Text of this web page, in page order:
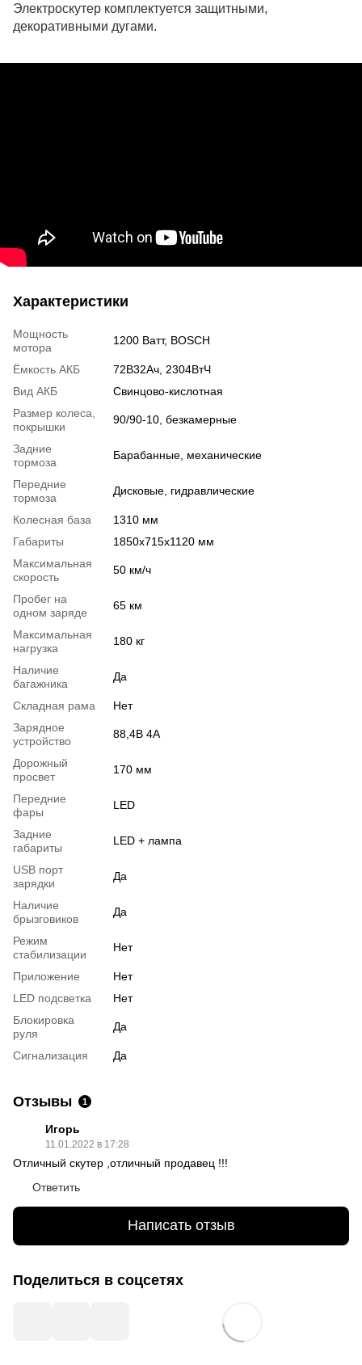
Электроскутер комплектуется защитными,
декоративными дугами.
Характеристики
Мощность
мотора
1200 Ватт, BOSCH
Ёмкость АКБ
72В32Ач, 2304ВтЧ
Вид АКБ
Свинцово-кислотная
Размер колеса,
покрышки
90/90-10, безкамерные
Задние
тормоза
Барабанные, механические
Передние
тормоза
Дисковые, гидравлические
Колесная база
1310 мм
Габариты
1850x715x1120 мм
Максимальная
скорость
50 км/ч
Пробег на
одном заряде
65 км
Максимальная
нагрузка
180 кг
Наличие
багажника
Да
Складная рама
Нет
Зарядное
устройство
88,4В 4А
Дорожный
просвет
170 мм
Передние
фары
LED
Задние
габариты
LED + лампа
USB порт
зарядки
Да
Наличие
брызговиков
Да
Режим
стабилизации
Нет
Приложение
Нет
LED подсветка
Нет
Блокировка
руля
Да
Сигнализация Да
Отзывы 1
Игорь
11.01.2022 в 17:28
Отличный скутер ,отличный продавец !!!
Ответить
Написать отзыв
Поделиться в соцсетях